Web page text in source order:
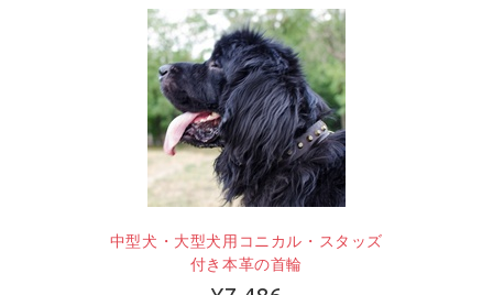
中型犬・大型犬用コニカル・スタッズ
付き本革の首輪